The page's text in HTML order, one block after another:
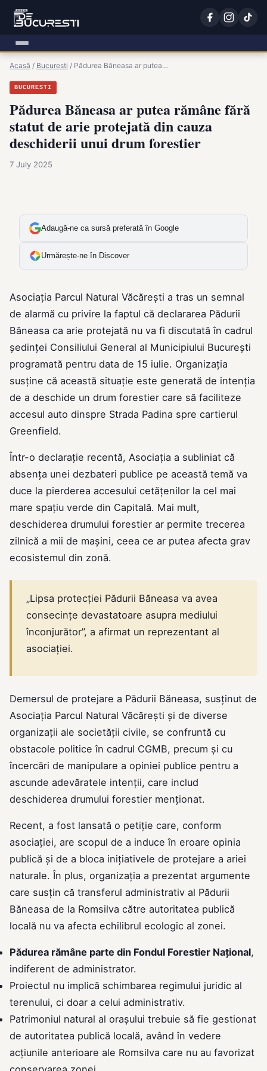
Acasă / Bucuresti / Pădurea Băneasa ar putea…
BUCURESTI
Pădurea Băneasa ar putea rămâne fără
statut de arie protejată din cauza
deschiderii unui drum forestier
7 July 2025
Adaugă-ne ca sursă preferată în Google
Urmărește-ne în Discover
Asociația Parcul Natural Văcărești a tras un semnal
de alarmă cu privire la faptul că declararea Pădurii
Băneasa ca arie protejată nu va fi discutată în cadrul
ședinței Consiliului General al Municipiului București
programată pentru data de 15 iulie. Organizația
susține că această situație este generată de intenția
de a deschide un drum forestier care să faciliteze
accesul auto dinspre Strada Padina spre cartierul
Greenfield.
Într-o declarație recentă, Asociația a subliniat că
absența unei dezbateri publice pe această temă va
duce la pierderea accesului cetățenilor la cel mai
mare spațiu verde din Capitală. Mai mult,
deschiderea drumului forestier ar permite trecerea
zilnică a mii de mașini, ceea ce ar putea afecta grav
ecosistemul din zonă.
„Lipsa protecției Pădurii Băneasa va avea
consecințe devastatoare asupra mediului
înconjurător”, a afirmat un reprezentant al
asociației.
Demersul de protejare a Pădurii Băneasa, susținut de
Asociația Parcul Natural Văcărești și de diverse
organizații ale societății civile, se confruntă cu
obstacole politice în cadrul CGMB, precum și cu
încercări de manipulare a opiniei publice pentru a
ascunde adevăratele intenții, care includ
deschiderea drumului forestier menționat.
Recent, a fost lansată o petiție care, conform
asociației, are scopul de a induce în eroare opinia
publică și de a bloca inițiativele de protejare a ariei
naturale. În plus, organizația a prezentat argumente
care susțin că transferul administrativ al Pădurii
Băneasa de la Romsilva către autoritatea publică
locală nu va afecta echilibrul ecologic al zonei.
Pădurea rămâne parte din Fondul Forestier Național,
indiferent de administrator.
Proiectul nu implică schimbarea regimului juridic al
terenului, ci doar a celui administrativ.
Patrimoniul natural al orașului trebuie să fie gestionat
de autoritatea publică locală, având în vedere
acțiunile anterioare ale Romsilva care nu au favorizat